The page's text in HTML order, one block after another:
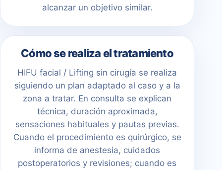
alcanzar un objetivo similar.
Cómo se realiza el tratamiento
HIFU facial / Lifting sin cirugía se realiza
siguiendo un plan adaptado al caso y a la
zona a tratar. En consulta se explican
técnica, duración aproximada,
sensaciones habituales y pautas previas.
Cuando el procedimiento es quirúrgico, se
informa de anestesia, cuidados
postoperatorios y revisiones; cuando es